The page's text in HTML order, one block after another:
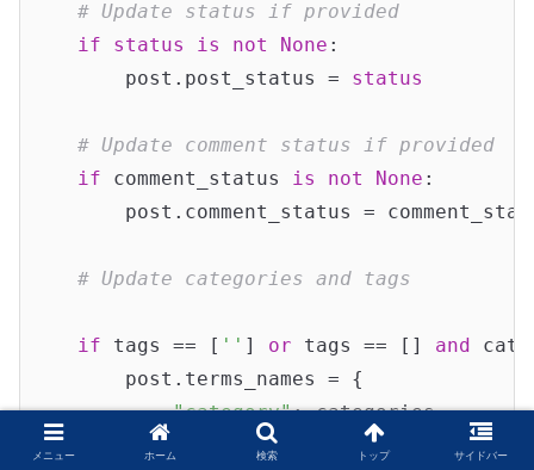
# Update status if provided
if
status is not None :
        post.post_status =
status
# Update comment status if provided
if comment_status is not None :
post.comment_status =
# Update categories and tags
if tags == [ '' ] or tags == [] and
        post.terms_names = {
"category": categories,
        }
メニュー ホーム 検索 トップ サイドバー